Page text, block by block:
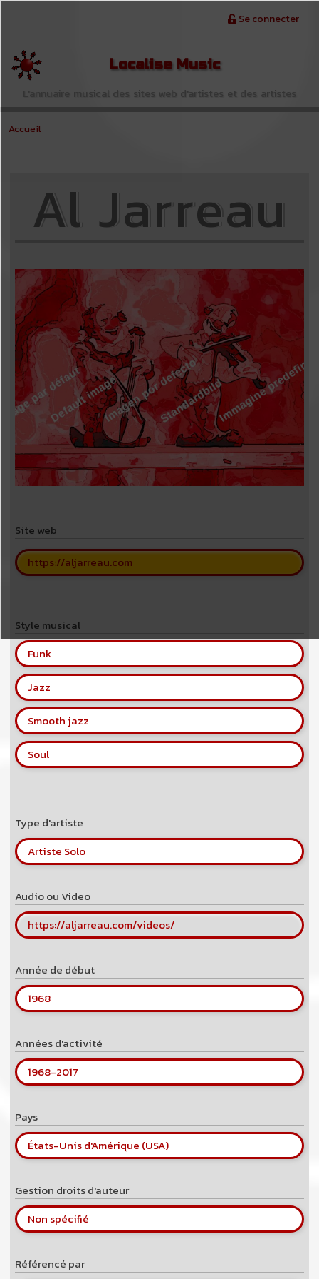
Se connecter
Localise Music
L'annuaire musical des sites web d'artistes et des artistes
Accueil
Al Jarreau
Site web
https://aljarreau.com
Style musical
Funk
Jazz
Smooth jazz
Soul
Type d'artiste
Artiste Solo
Audio ou Video
https://aljarreau.com/videos/
Année de début
1968
Années d'activité
1968-2017
Pays
États-Unis d'Amérique (USA)
Gestion droits d'auteur
Non spécifié
Référencé par